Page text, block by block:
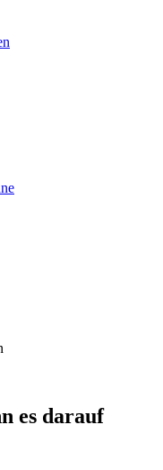
es darauf